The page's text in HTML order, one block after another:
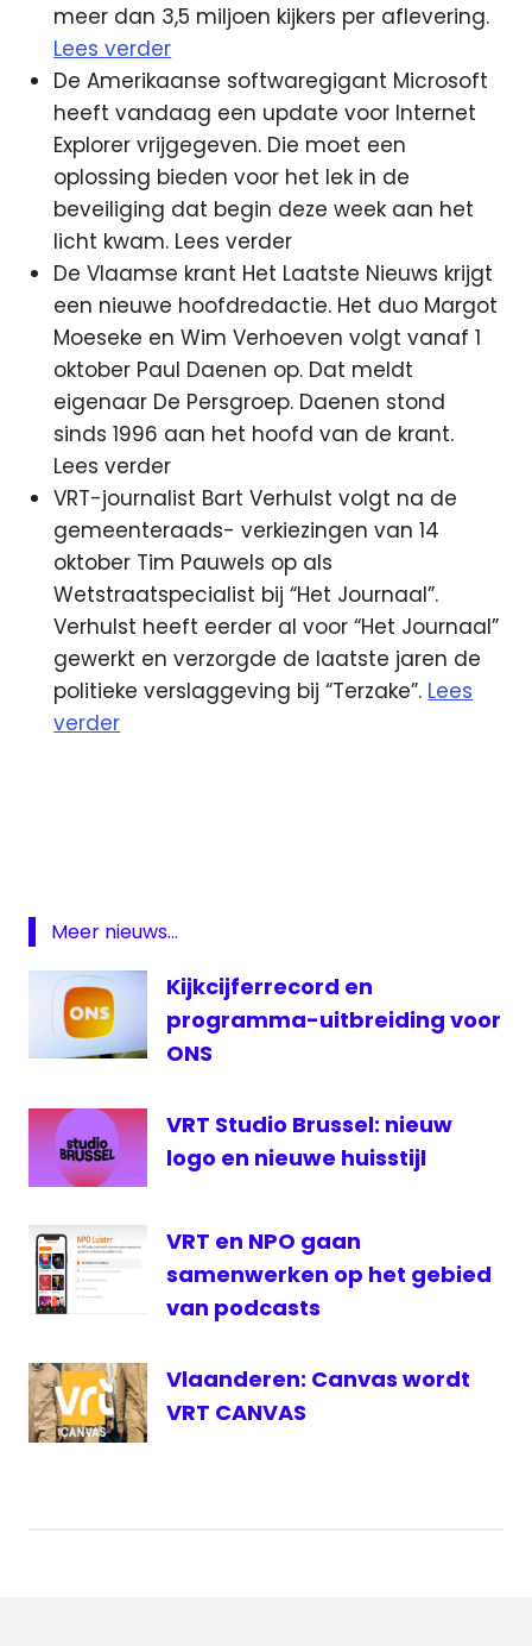
meer dan 3,5 miljoen kijkers per aflevering.
Lees verder
De Amerikaanse softwaregigant Microsoft
heeft vandaag een update voor Internet
Explorer vrijgegeven. Die moet een
oplossing bieden voor het lek in de
beveiliging dat begin deze week aan het
licht kwam. Lees verder
De Vlaamse krant Het Laatste Nieuws krijgt
een nieuwe hoofdredactie. Het duo Margot
Moeseke en Wim Verhoeven volgt vanaf 1
oktober Paul Daenen op. Dat meldt
eigenaar De Persgroep. Daenen stond
sinds 1996 aan het hoofd van de krant.
Lees verder
VRT-journalist Bart Verhulst volgt na de
gemeenteraads- verkiezingen van 14
oktober Tim Pauwels op als
Wetstraatspecialist bij “Het Journaal”.
Verhulst heeft eerder al voor “Het Journaal”
gewerkt en verzorgde de laatste jaren de
politieke verslaggeving bij “Terzake”. Lees
verder
kijkcijfers
Microsoft
VRT
Meer nieuws...
Kijkcijferrecord en
programma-uitbreiding voor
ONS
VRT Studio Brussel: nieuw
logo en nieuwe huisstijl
VRT en NPO gaan
samenwerken op het gebied
van podcasts
Vlaanderen: Canvas wordt
VRT CANVAS